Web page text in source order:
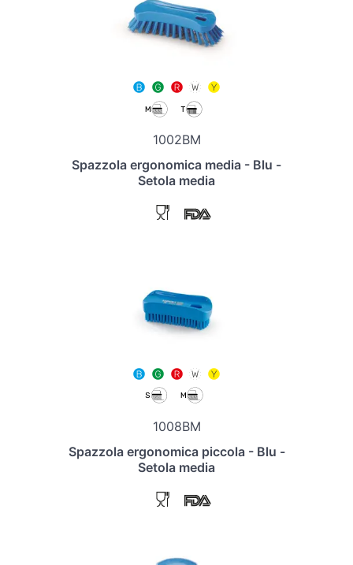
1002BM
Spazzola ergonomica media - Blu -
Setola media
1008BM
Spazzola ergonomica piccola - Blu -
Setola media